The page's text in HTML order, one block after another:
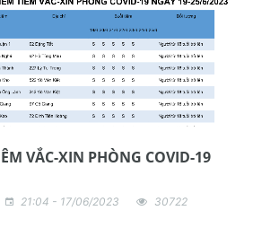
VẮC-XIN PHÒNG COVID-19
21:04 - 17/06/2023 30722